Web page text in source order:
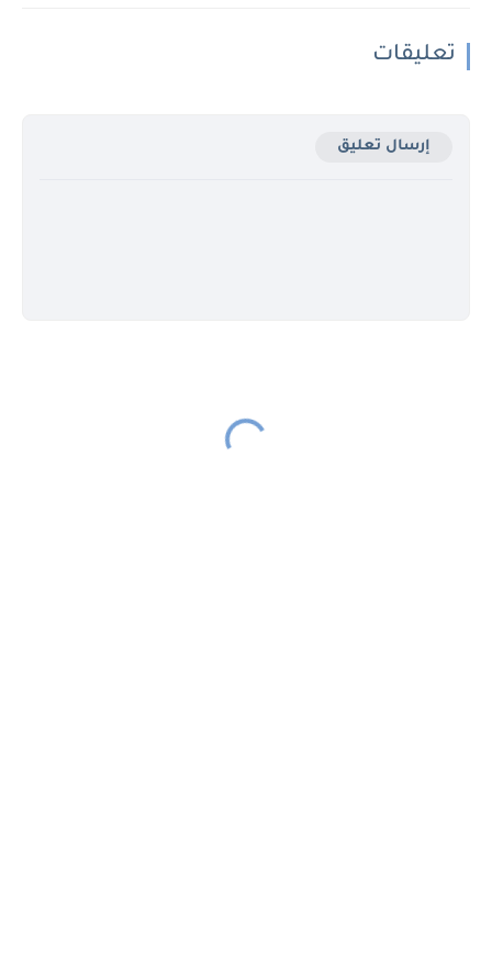
تعليقات
إرسال تعليق